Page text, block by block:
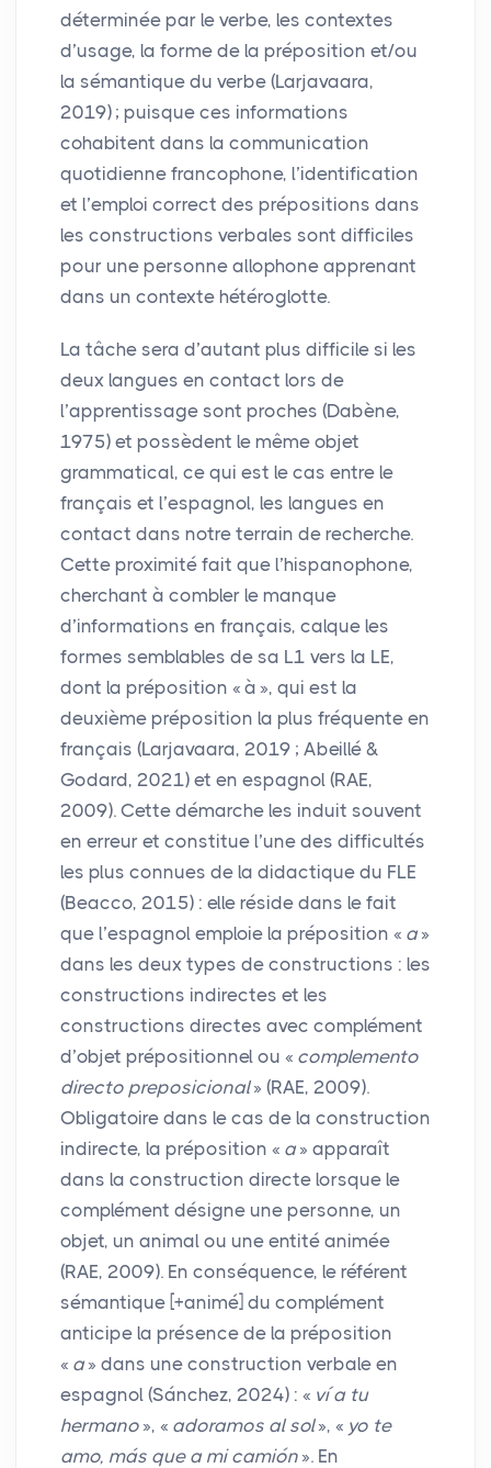
déterminée par le verbe, les contextes
d’usage, la forme de la préposition et/ou
la sémantique du verbe (Larjavaara,
2019) ; puisque ces informations
cohabitent dans la communication
quotidienne francophone, l’identification
et l’emploi correct des prépositions dans
les constructions verbales sont difficiles
pour une personne allophone apprenant
dans un contexte hétéroglotte.
La tâche sera d’autant plus difficile si les
deux langues en contact lors de
l’apprentissage sont proches (Dabène,
1975) et possèdent le même objet
grammatical, ce qui est le cas entre le
français et l’espagnol, les langues en
contact dans notre terrain de recherche.
Cette proximité fait que l’hispanophone,
cherchant à combler le manque
d’informations en français, calque les
formes semblables de sa L1 vers la LE,
dont la préposition « à », qui est la
deuxième préposition la plus fréquente en
français (Larjavaara, 2019 ; Abeillé &
Godard, 2021) et en espagnol (RAE,
2009). Cette démarche les induit souvent
en erreur et constitue l’une des difficultés
les plus connues de la didactique du FLE
(Beacco, 2015) : elle réside dans le fait
que l’espagnol emploie la préposition « a »
dans les deux types de constructions : les
constructions indirectes et les
constructions directes avec complément
d’objet prépositionnel ou « complemento
directo preposicional » (RAE, 2009).
Obligatoire dans le cas de la construction
indirecte, la préposition « a » apparaît
dans la construction directe lorsque le
complément désigne une personne, un
objet, un animal ou une entité animée
(RAE, 2009). En conséquence, le référent
sémantique [+animé] du complément
anticipe la présence de la préposition
« a » dans une construction verbale en
espagnol (Sánchez, 2024) : « ví a tu
hermano », « adoramos al sol », « yo te
amo, más que a mi camión ». En